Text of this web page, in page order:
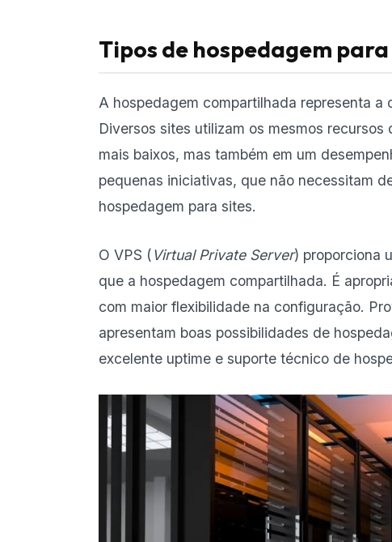
Tipos de hospedagem
A hospedagem compartilhada representa a
Diversos sites utilizam os mesmos
mais baixos, mas também em um
pequenas iniciativas, que não necessitam
hospedagem para sites.
O VPS (Virtual Private Server) proporciona
que a hospedagem compartilhada. É
com maior flexibilidade na configuração.
apresentam boas possibilidades de
excelente uptime e suporte técnico de